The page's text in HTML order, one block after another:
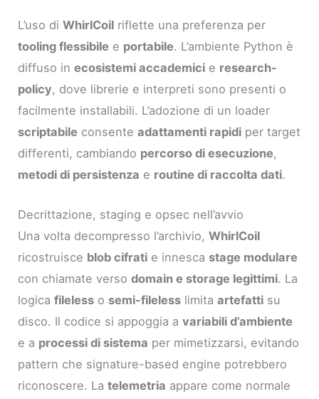
L’uso diWhirlCoil riflette una preferenza per
tooling flessibile e portabile. L’ambiente Python è
diffuso inecosistemi accademici e research-
policy, dove librerie e interpreti sono presenti o
facilmente installabili. L’adozione di un loader
scriptabile consenteadattamenti rapidi per target
differenti, cambiando percorso di esecuzione,
metodi di persistenza e routine di raccolta dati.
Decrittazione, staging e opsec nell’avvio
Una volta decompresso l’archivio,WhirlCoil
ricostruisce blob cifrati e innesca stage modulare
con chiamate versodomain e storage legittimi. La
logicafileless o semi-fileless limitaartefatti su
disco. Il codice si appoggia avariabili d’ambiente
e a processi di sistema per mimetizzarsi, evitando
pattern che signature-based engine potrebbero
riconoscere. Latelemetria appare come normale